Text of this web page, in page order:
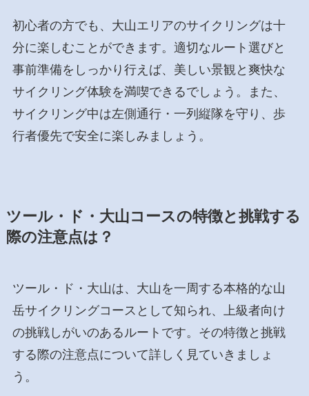
初心者の方でも、大山エリアのサイクリングは十
分に楽しむことができます。適切なルート選びと
事前準備をしっかり行えば、美しい景観と爽快な
サイクリング体験を満喫できるでしょう。また、
サイクリング中は左側通行・一列縦隊を守り、歩
行者優先で安全に楽しみましょう。
ツール・ド・大山コースの特徴と挑戦する
際の注意点は？
ツール・ド・大山は、大山を一周する本格的な山
岳サイクリングコースとして知られ、上級者向け
の挑戦しがいのあるルートです。その特徴と挑戦
する際の注意点について詳しく見ていきましょ
う。